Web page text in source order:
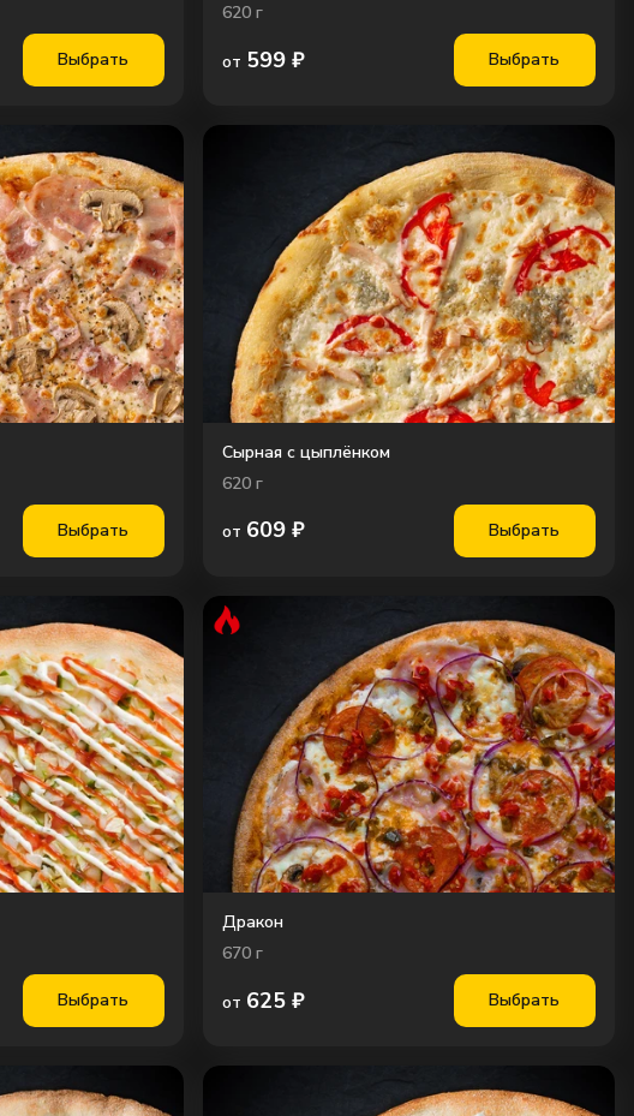
Выбрать
620г
от 599 ₽ Выбрать
Выбрать
Сырная с цыплёнком
620г
от 609 ₽ Выбрать
Выбрать
Дракон
670г
от 625 ₽ Выбрать